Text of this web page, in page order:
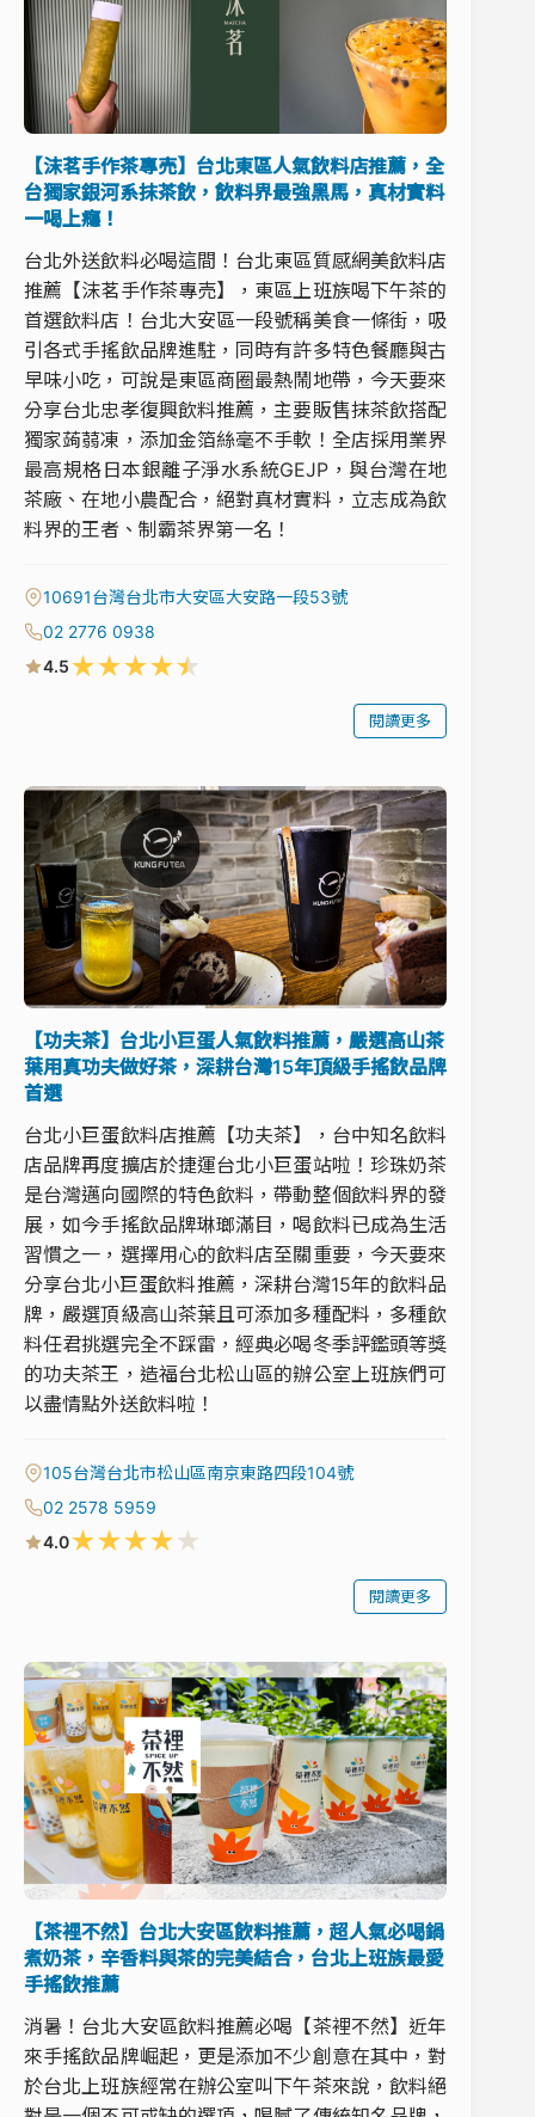
【沫茗手作茶專売】台北東區人氣飲料店推薦，全
台獨家銀河系抹茶飲，飲料界最強黑馬，真材實料
一喝上癮！
台北外送飲料必喝這間！台北東區質感網美飲料店
推薦【沫茗手作茶專売】，東區上班族喝下午茶的
首選飲料店！台北大安區一段號稱美食一條街，吸
引各式手搖飲品牌進駐，同時有許多特色餐廳與古
早味小吃，可說是東區商圈最熱鬧地帶，今天要來
分享台北忠孝復興飲料推薦，主要販售抹茶飲搭配
獨家蒟蒻凍，添加金箔絲毫不手軟！全店採用業界
最高規格日本銀離子淨水系統GEJP，與台灣在地
茶廠、在地小農配合，絕對真材實料，立志成為飲
料界的王者、制霸茶界第一名！
10691台灣台北市大安區大安路一段53號
02 2776 0938
4.5★★★★★
閱讀更多
【功夫茶】台北小巨蛋人氣飲料推薦，嚴選高山茶
葉用真功夫做好茶，深耕台灣15年頂級手搖飲品牌
首選
台北小巨蛋飲料店推薦【功夫茶】，台中知名飲料
店品牌再度擴店於捷運台北小巨蛋站啦！珍珠奶茶
是台灣邁向國際的特色飲料，帶動整個飲料界的發
展，如今手搖飲品牌琳瑯滿目，喝飲料已成為生活
習慣之一，選擇用心的飲料店至關重要，今天要來
分享台北小巨蛋飲料推薦，深耕台灣15年的飲料品
牌，嚴選頂級高山茶葉且可添加多種配料，多種飲
料任君挑選完全不踩雷，經典必喝冬季評鑑頭等獎
的功夫茶王，造福台北松山區的辦公室上班族們可
以盡情點外送飲料啦！
105台灣台北市松山區南京東路四段104號
02 2578 5959
4.0★★★★★
閱讀更多
【茶裡不然】台北大安區飲料推薦，超人氣必喝鍋
煮奶茶，辛香料與茶的完美結合，台北上班族最愛
手搖飲推薦
消暑！台北大安區飲料推薦必喝【茶裡不然】近年
來手搖飲品牌崛起，更是添加不少創意在其中，對
於台北上班族經常在辦公室叫下午茶來說，飲料絕